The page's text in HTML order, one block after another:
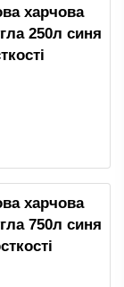
харчова
250л синя
харчова
750л синя